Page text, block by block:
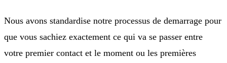
Nous avons standardise notre processus de demarrage pour
que vous sachiez exactement ce qui va se passer entre
votre premier contact et le moment ou les premières